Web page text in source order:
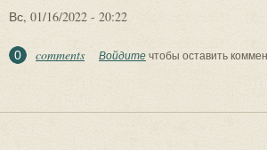
Вс, 01/16/2022 - 20:22
0 comments Войдитечтобы оставить